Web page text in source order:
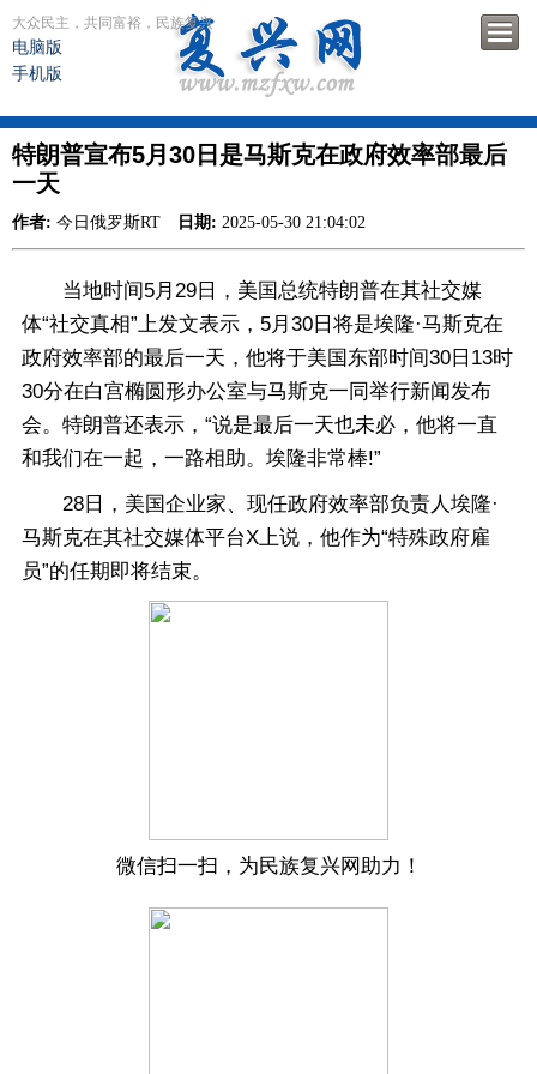
大众民主，共同富裕，民族复兴
电脑版
手机版
特朗普宣布5月30日是马斯克在政府效率部最后
一天
作者: 今日俄罗斯RT 日期: 2025-05-30 21:04:02
当地时间5月29日，美国总统特朗普在其社交媒
体“社交真相”上发文表示，5月30日将是埃隆·马斯克在
政府效率部的最后一天，他将于美国东部时间30日13时
30分在白宫椭圆形办公室与马斯克一同举行新闻发布
会。特朗普还表示，“说是最后一天也未必，他将一直
和我们在一起，一路相助。埃隆非常棒!”
28日，美国企业家、现任政府效率部负责人埃隆·
马斯克在其社交媒体平台X上说，他作为“特殊政府雇
员”的任期即将结束。
微信扫一扫，为民族复兴网助力！